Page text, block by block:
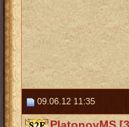
09.06.12 11:35